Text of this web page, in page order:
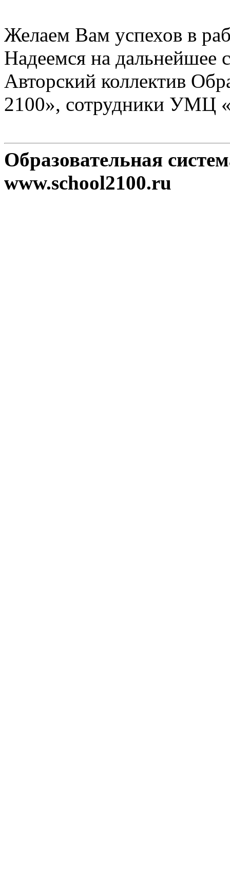
Желаем Вам успехов в
Надеемся на дальнейшее
Авторский коллектив
2100», сотрудники УМЦ
Образовательная
www.school2100.ru